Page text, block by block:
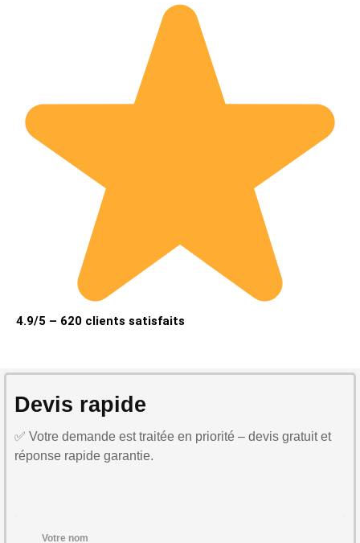
4.9/5 – 620 clients satisfaits
Devis rapide
✅ Votre demande est traitée en priorité – devis gratuit et
réponse rapide garantie.
Votre nom